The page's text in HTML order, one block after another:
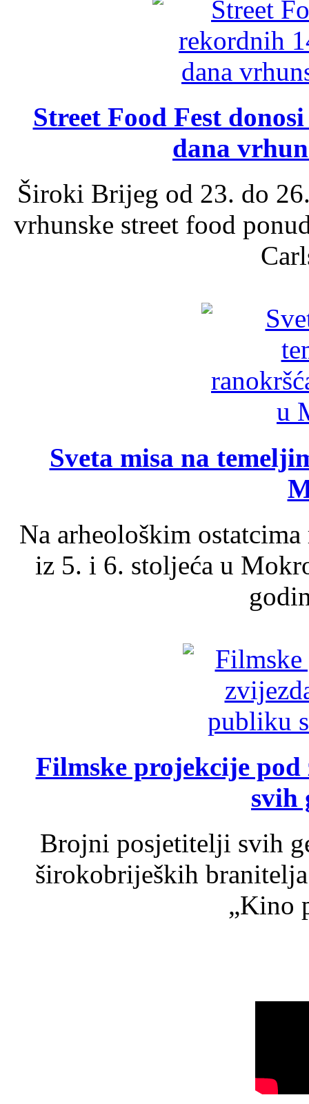
Street Food Fest
dana
Široki Brijeg od 23. do
vrhunske street food
Sveta misa na
Na arheološkim
iz 5. i 6. stoljeća u
Filmske projekcije
svih
Brojni posjetitelji svih
širokobrijeških
„Kino